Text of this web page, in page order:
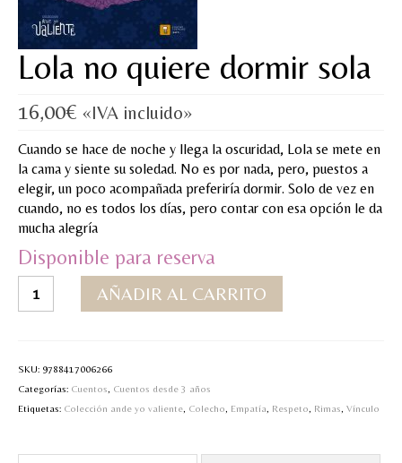
TIENDA
¿QUIÉN SOY?
CREACIONES
BLOG
MI CUENTA
Valoraciones y opiniones de TejiendoLEE un
cuento
Lola no quiere dormir sola
16,00€ «IVA incluido»
Cuando se hace de noche y llega la oscuridad, Lola se mete en
la cama y siente su soledad. No es por nada, pero, puestos a
elegir, un poco acompañada preferiría dormir. Solo de vez en
cuando, no es todos los días, pero contar con esa opción le da
mucha alegría
Disponible para reserva
sola
cantidad
AÑADIR AL CARRITO
SKU: 9788417006266
Categorías: Cuentos
Cuentos desde 3 años
Etiquetas: Colección ande yo valiente Colecho Empatía Respeto Rimas Vínculo